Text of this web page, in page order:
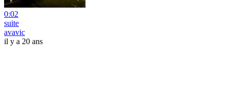
0:02
suite
avavic
il y a 20 ans